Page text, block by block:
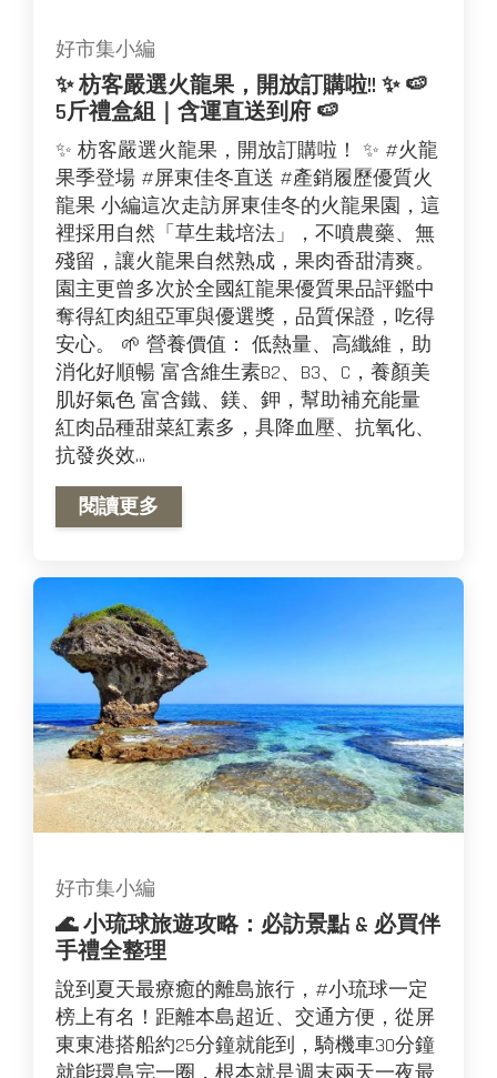
好市集小編
✨ 枋客嚴選火龍果，開放訂購啦!! ✨ 🍉
5斤禮盒組｜含運直送到府 🍉
✨ 枋客嚴選火龍果，開放訂購啦！ ✨ #火龍
果季登場 #屏東佳冬直送 #產銷履歷優質火
龍果 小編這次走訪屏東佳冬的火龍果園，這
裡採用自然「草生栽培法」，不噴農藥、無
殘留，讓火龍果自然熟成，果肉香甜清爽。
園主更曾多次於全國紅龍果優質果品評鑑中
奪得紅肉組亞軍與優選獎，品質保證，吃得
安心。 🌱 營養價值： 低熱量、高纖維，助
消化好順暢 富含維生素B2、B3、C，養顏美
肌好氣色 富含鐵、鎂、鉀，幫助補充能量
紅肉品種甜菜紅素多，具降血壓、抗氧化、
抗發炎效...
閱讀更多
好市集小編
🌊 小琉球旅遊攻略：必訪景點 & 必買伴
手禮全整理
說到夏天最療癒的離島旅行，#小琉球一定
榜上有名！距離本島超近、交通方便，從屏
東東港搭船約25分鐘就能到，騎機車30分鐘